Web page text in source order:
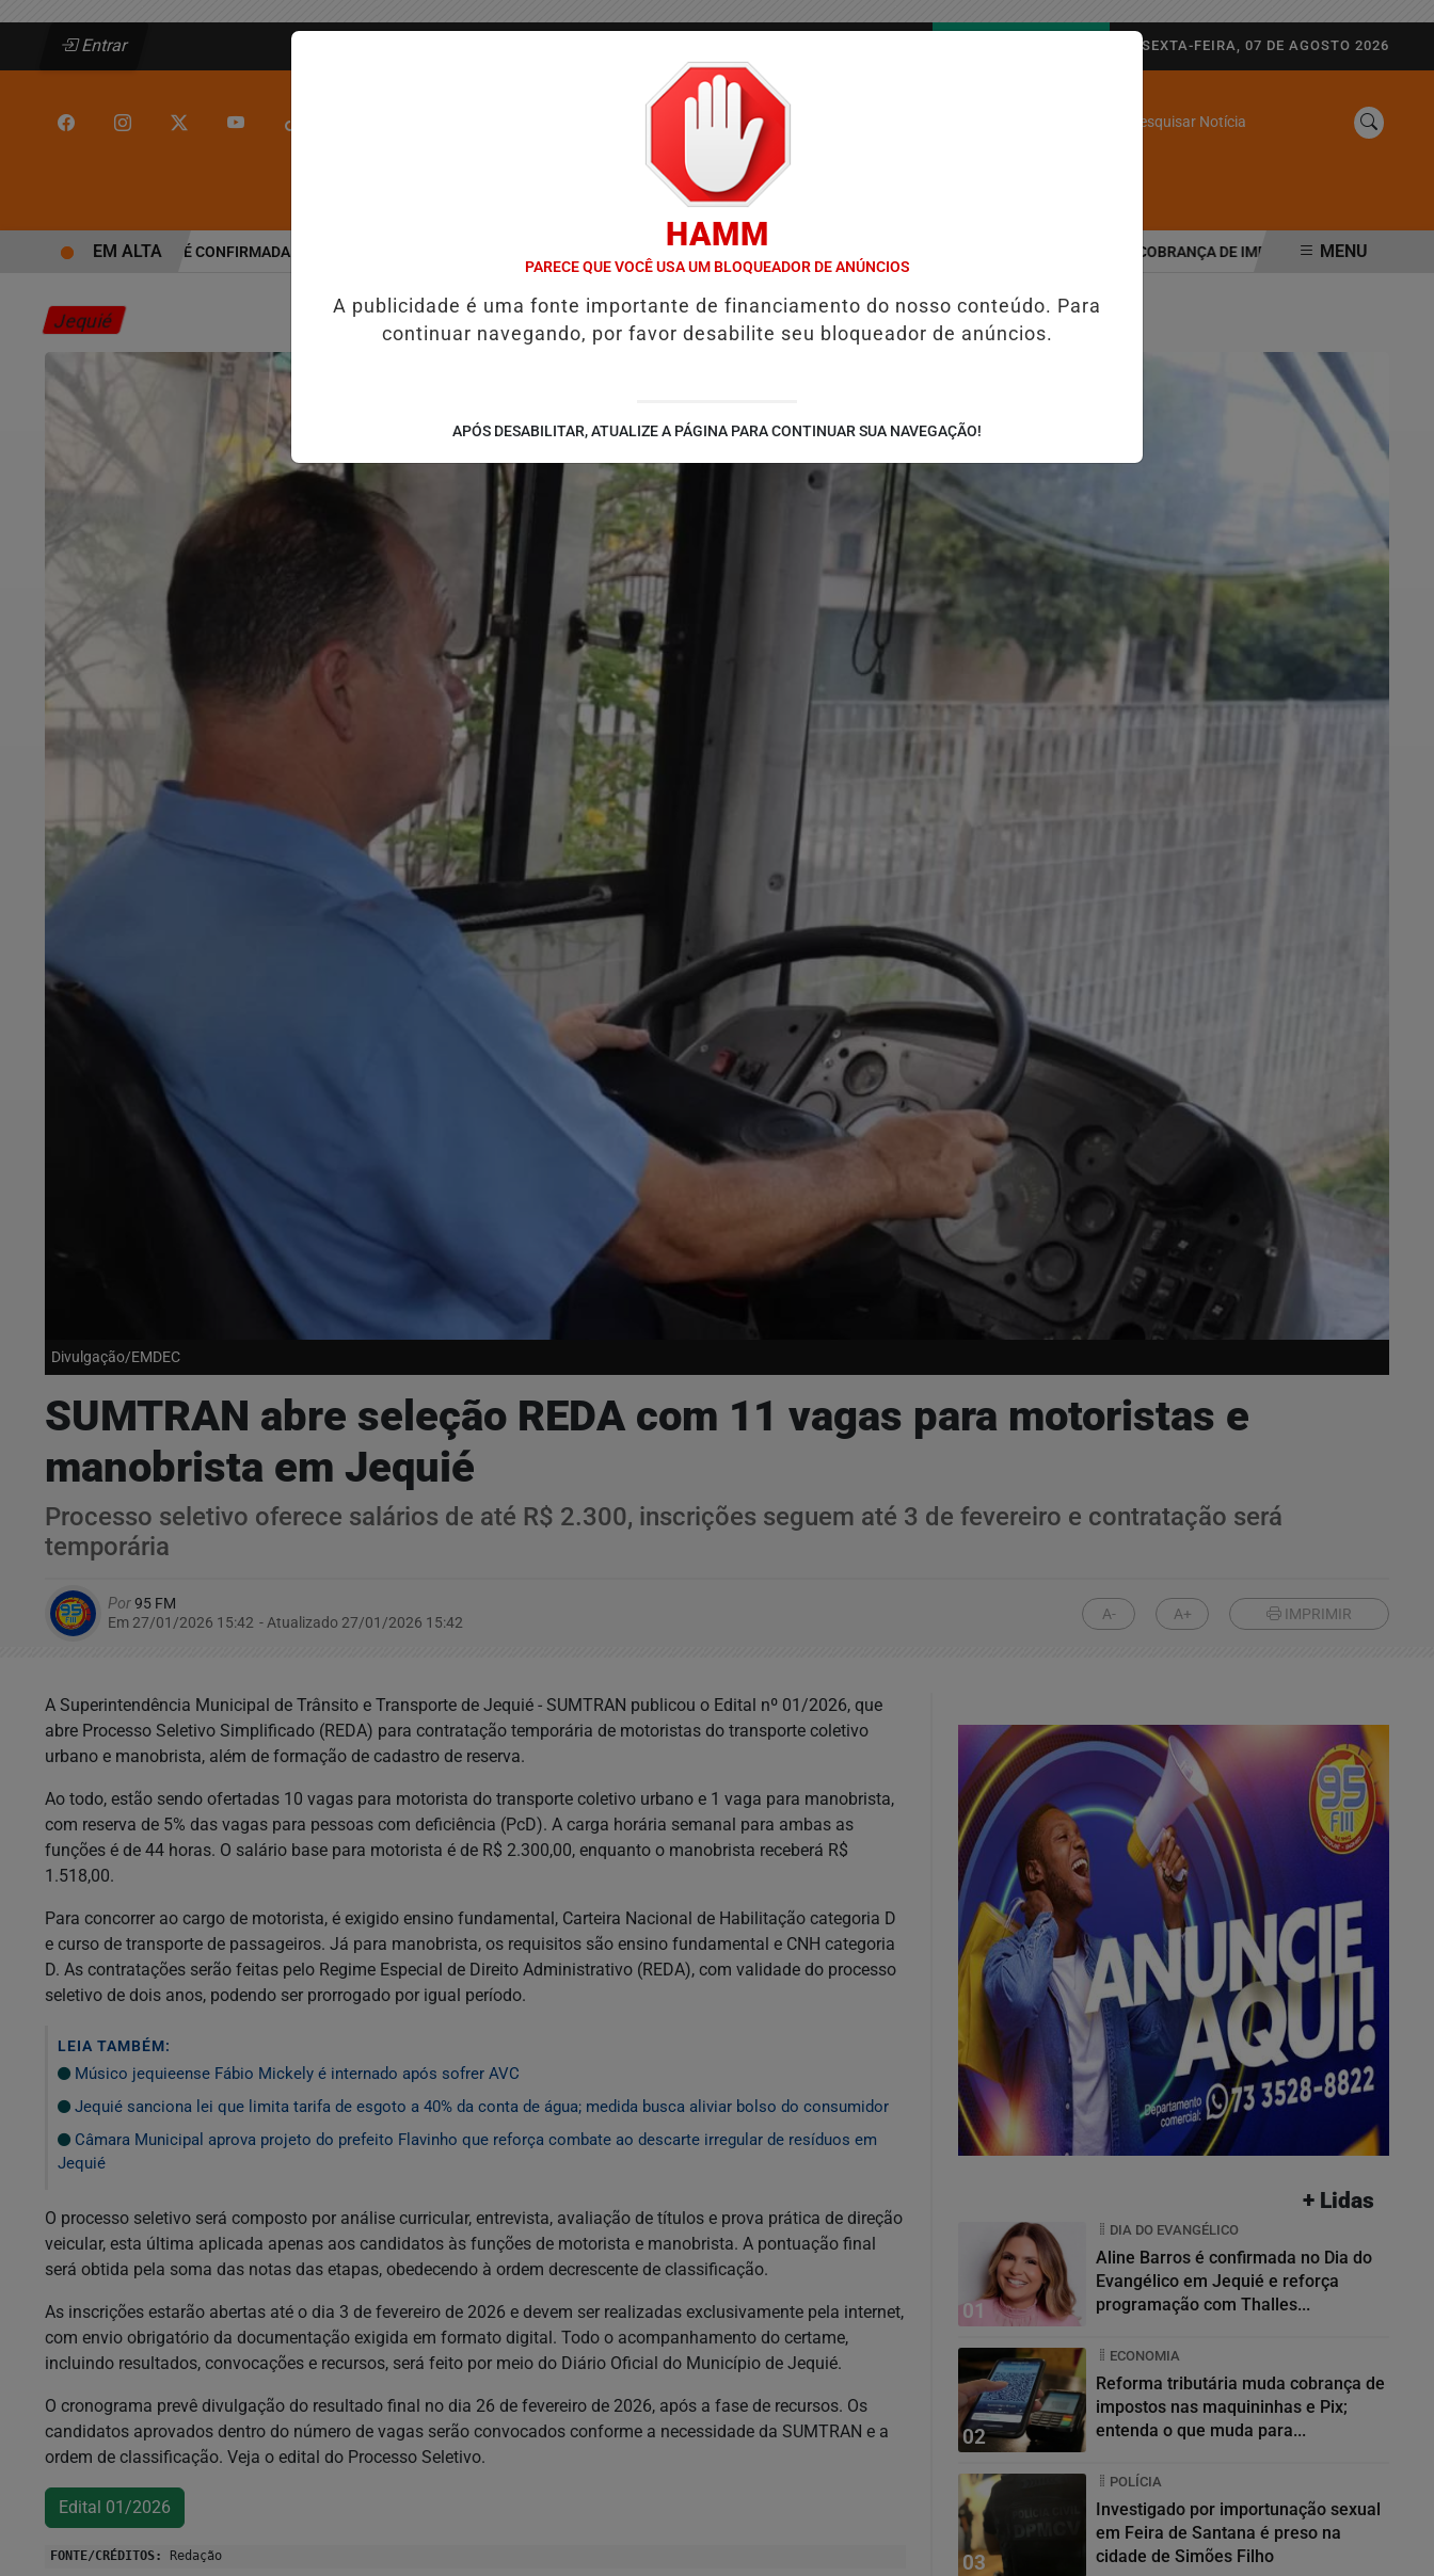
Entrar SEXTA-FEIRA, 07 DE AGOSTO 2026
Pesquisar Notícia
/ PUBLICIDADES LEGAIS
ALINE BARROS É CONFIRMADA NO DIA DO EVANGÉLICO EM JEQUIÉ E REFORÇA PROGRAMAÇÃO COM THALLES ROBERTO REFORMA TRIBUTÁRIA MUDA COBRANÇA DE IMPOSTOS NAS MAQUININHAS E
EM ALTA MENU
Jequié
Divulgação/EMDEC
SUMTRAN abre seleção REDA com 11 vagas para motoristas e
manobrista em Jequié
Processo seletivo oferece salários de até R$ 2.300, inscrições seguem até 3 de fevereiro e contratação será
temporária
Por95 FM
Em 27/01/2026 15:42 - Atualizado 27/01/2026 15:42 A- A+ IMPRIMIR
A Superintendência Municipal de Trânsito e Transporte de Jequié - SUMTRAN publicou o Edital nº 01/2026, que
abre Processo Seletivo Simplificado (REDA) para contratação temporária de motoristas do transporte coletivo
urbano e manobrista, além de formação de cadastro de reserva.
Ao todo, estão sendo ofertadas 10 vagas para motorista do transporte coletivo urbano e 1 vaga para manobrista,
com reserva de 5% das vagas para pessoas com deficiência (PcD). A carga horária semanal para ambas as
funções é de 44 horas. O salário base para motorista é de R$ 2.300,00, enquanto o manobrista receberá R$
1.518,00.
Para concorrer ao cargo de motorista, é exigido ensino fundamental, Carteira Nacional de Habilitação categoria D
e curso de transporte de passageiros. Já para manobrista, os requisitos são ensino fundamental e CNH categoria
D. As contratações serão feitas pelo Regime Especial de Direito Administrativo (REDA), com validade do processo
seletivo de dois anos, podendo ser prorrogado por igual período.
LEIA TAMBÉM:
Músico jequieense Fábio Mickely é internado após sofrer AVC
Jequié sanciona lei que limita tarifa de esgoto a 40% da conta de água; medida busca aliviar bolso do consumidor
Câmara Municipal aprova projeto do prefeito Flavinho que reforça combate ao descarte irregular de resíduos em
Jequié
O processo seletivo será composto por análise curricular, entrevista, avaliação de títulos e prova prática de direção
veicular, esta última aplicada apenas aos candidatos às funções de motorista e manobrista. A pontuação final
será obtida pela soma das notas das etapas, obedecendo à ordem decrescente de classificação.
As inscrições estarão abertas até o dia 3 de fevereiro de 2026 e devem ser realizadas exclusivamente pela internet,
com envio obrigatório da documentação exigida em formato digital. Todo o acompanhamento do certame,
incluindo resultados, convocações e recursos, será feito por meio do Diário Oficial do Município de Jequié.
O cronograma prevê divulgação do resultado final no dia 26 de fevereiro de 2026, após a fase de recursos. Os
candidatos aprovados dentro do número de vagas serão convocados conforme a necessidade da SUMTRAN e a
ordem de classificação. Veja o edital do Processo Seletivo.
Edital 01/2026
FONTE/CRÉDITOS: Redação
+ Lidas
01
DIA DO EVANGÉLICO
Aline Barros é confirmada no Dia do
Evangélico em Jequié e reforça
programação com Thalles...
02
ECONOMIA
Reforma tributária muda cobrança de
impostos nas maquininhas e Pix;
entenda o que muda para...
03
POLÍCIA
Investigado por importunação sexual
em Feira de Santana é preso na
cidade de Simões Filho
HAMM
PARECE QUE VOCÊ USA UM BLOQUEADOR DE ANÚNCIOS
A publicidade é uma fonte importante de financiamento do nosso conteúdo. Para
continuar navegando, por favor desabilite seu bloqueador de anúncios.
APÓS DESABILITAR, ATUALIZE A PÁGINA PARA CONTINUAR SUA NAVEGAÇÃO!